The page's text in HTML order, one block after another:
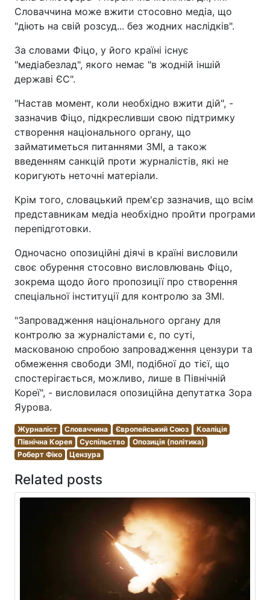
Словаччина може вжити стосовно медіа, що
"діють на свій розсуд... без жодних наслідків".
За словами Фіцо, у його країні існує
"медіабезлад", якого немає "в жодній іншій
державі ЄС".
"Настав момент, коли необхідно вжити дій", -
зазначив Фіцо, підкресливши свою підтримку
створення національного органу, що
займатиметься питаннями ЗМІ, а також
введенням санкцій проти журналістів, які не
коригують неточні матеріали.
Крім того, словацький прем'єр зазначив, що всім
представникам медіа необхідно пройти програми
перепідготовки.
Одночасно опозиційні діячі в країні висловили
своє обурення стосовно висловлювань Фіцо,
зокрема щодо його пропозиції про створення
спеціальної інституції для контролю за ЗМІ.
"Запровадження національного органу для
контролю за журналістами є, по суті,
маскованою спробою запровадження цензури та
обмеження свободи ЗМІ, подібної до тієї, що
спостерігається, можливо, лише в Північній
Кореї", - висловилася опозиційна депутатка Зора
Яурова.
Журналіст Словаччина Європейський Союз
Коаліція
Північна Корея
Суспільство
Опозиція (політика)
Роберт Фіко
Цензура
Related posts